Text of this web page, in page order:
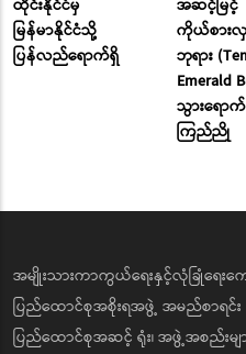
ထိုင်းနိုင်ငံမှ
မြန်မာနိုင်ငံသို့
ပြန်လည်ရောက်ရှိ
အဆင့်မြင့်
ကိုယ်စား
ဘုရား
Emerald
သွားရောက်
ကြည်ညို
အမျိုးသားကာကွယ်ရေးနှင့်လုံခြုံရေးက
ပြည်ထောင်စုအစိုးရအဖွဲ့ အမည်စာရင်း
ပြည်ထောင်စုအဆင့် ရုံး၊ အဖွဲ့အစည်းမျ